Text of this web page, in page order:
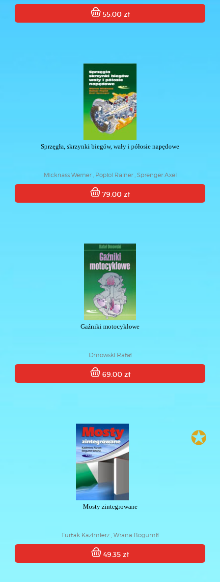
55.00 zł
Sprzęgła, skrzynki biegów, wały i półosie napędowe
Micknass Werner , Popiol Rainer , Sprenger Axel
79.00 zł
Gaźniki motocyklowe
Dmowski Rafał
69.00 zł
✪
Mosty zintegrowane
Furtak Kazimierz , Wrana Bogumił
49.35 zł